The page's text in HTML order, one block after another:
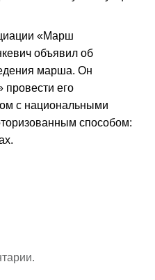
«Марш
объявил об
марша. Он
провести его
с национальными
способом: